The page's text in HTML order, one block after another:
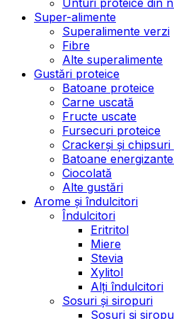
Super-alimente
Superalimente verzi
Fibre
Alte superalimente
Gustări proteice
Batoane proteice
Carne uscată
Fructe uscate
Fursecuri proteice
Crackerși și
Batoane
Ciocolată
Alte gustări
Arome și îndulcitori
Îndulcitori
Eritritol
Miere
Stevia
Xylitol
Alți îndulcitori
Sosuri și siropuri
Sosuri și